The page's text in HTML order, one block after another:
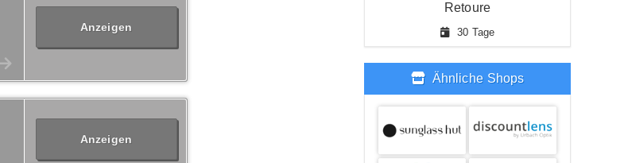
Anzeigen
Anzeigen
Retoure
30 Tage
Ähnliche Shops